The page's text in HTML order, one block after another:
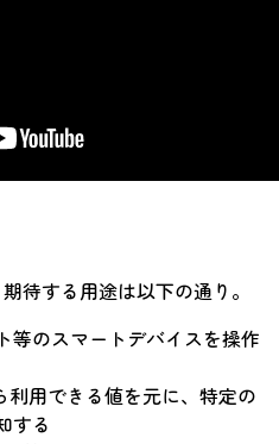
待する用途は以下の通り。
等のスマートデバイスを操作
用できる値を元に、特定の
する